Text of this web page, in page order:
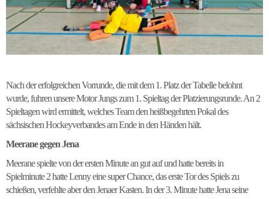
Nach der erfolgreichen Vorrunde, die mit dem 1. Platz der Tabelle belohnt
wurde, fuhren unsere Motor Jungs zum 1. Spieltag der Platzierungsrunde. An 2
Spieltagen wird ermittelt, welches Team den heißbegehrten Pokal des
sächsischen Hockeyverbandes am Ende in den Händen hält.
MeeranegegenJena
Meerane spielte von der ersten Minute an gut auf und hatte bereits in
Spielminute 2 hatte Lenny eine super Chance, das erste Tor des Spiels zu
schießen, verfehlte aber den Jenaer Kasten. In der 3. Minute hatte Jena seine